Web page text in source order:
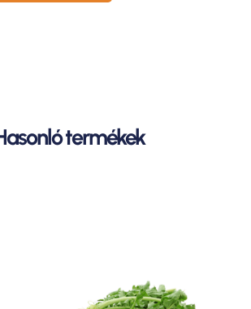
termékek